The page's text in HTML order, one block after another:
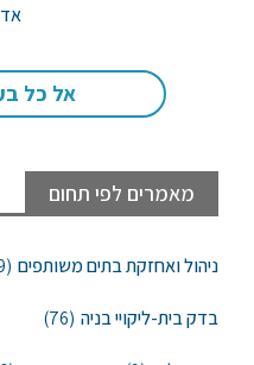
מאמרים לפי תחום
ניהול ואחזקת בתים משותפים (149)
בדק בית-ליקויי בניה (76)
אל כל